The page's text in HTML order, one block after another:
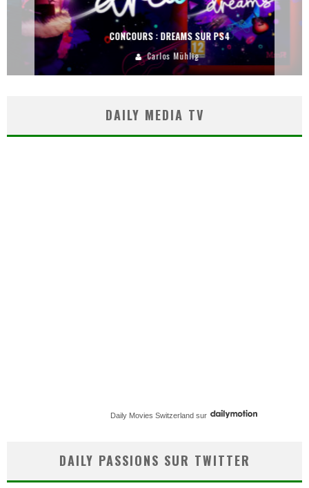
CONCOURS : DREAMS SUR PS4
Carlos Mühlig
DAILY MEDIA TV
Daily Movies Switzerland sur
DAILY PASSIONS SUR TWITTER